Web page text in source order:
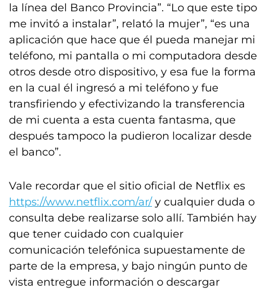
la línea del Banco Provincia”. “Lo que este tipo
me invitó a instalar”, relató la mujer”, “es una
aplicación que hace que él pueda manejar mi
teléfono, mi pantalla o mi computadora desde
otros desde otro dispositivo, y esa fue la forma
en la cual él ingresó a mi teléfono y fue
transfiriendo y efectivizando la transferencia
de mi cuenta a esta cuenta fantasma, que
después tampoco la pudieron localizar desde
el banco”.
Vale recordar que el sitio oficial de Netflix es
https://www.netflix.com/ar/ y cualquier duda o
consulta debe realizarse solo allí. También hay
que tener cuidado con cualquier
comunicación telefónica supuestamente de
parte de la empresa, y bajo ningún punto de
vista entregue información o descargar